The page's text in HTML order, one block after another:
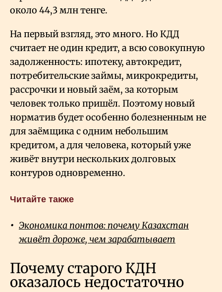
около 44,3 млн тенге.
На первый взгляд, это много. Но КДД
считает не один кредит, а всю совокупную
задолженность: ипотеку, автокредит,
потребительские займы, микрокредиты,
рассрочки и новый заём, за которым
человек только пришёл. Поэтому новый
норматив будет особенно болезненным не
для заёмщика с одним небольшим
кредитом, а для человека, который уже
живёт внутри нескольких долговых
контуров одновременно.
Читайте также
Экономика понтов: почему Казахстан
живёт дороже, чем зарабатывает
Почему старого КДН
оказалось недостаточно